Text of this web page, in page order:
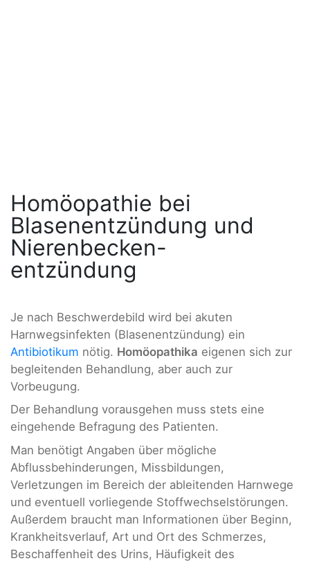
Homöopathie bei
Blasenentzündung und
Nierenbecken-
entzündung
Je nach Beschwerdebild wird bei akuten
Harnwegsinfekten (Blasenentzündung) ein
Antibiotikum nötig. Homöopathika eigenen sich zur
begleitenden Behandlung, aber auch zur
Vorbeugung.
Der Behandlung vorausgehen muss stets eine
eingehende Befragung des Patienten.
Man benötigt Angaben über mögliche
Abflussbehinderungen, Missbildungen,
Verletzungen im Bereich der ableitenden Harnwege
und eventuell vorliegende Stoffwechselstörungen.
Außerdem braucht man Informationen über Beginn,
Krankheitsverlauf, Art und Ort des Schmerzes,
Beschaffenheit des Urins, Häufigkeit des